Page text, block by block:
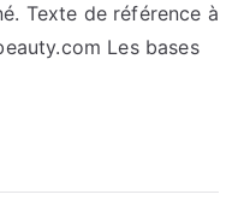
Texte de référence à
Les bases